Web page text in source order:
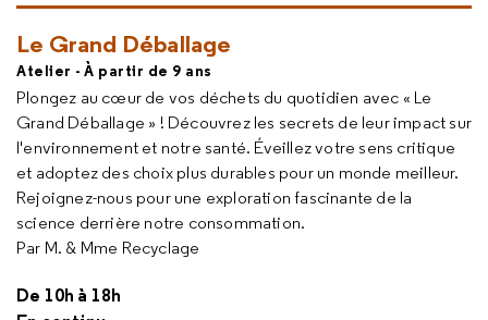
Le Grand Déballage
Atelier - À partir de 9 ans
Plongez au cœur de vos déchets du quotidien avec « Le
Grand Déballage » ! Découvrez les secrets de leur impact sur
l'environnement et notre santé. Éveillez votre sens critique
et adoptez des choix plus durables pour un monde meilleur.
Rejoignez-nous pour une exploration fascinante de la
science derrière notre consommation.
Par M. & Mme Recyclage
De 10h à 18h